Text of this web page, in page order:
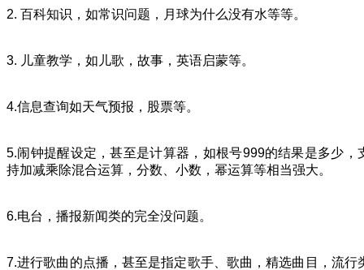
2. 百科知识，如常识问题，月球为什么没有水等等。
3. 儿童教学，如儿歌，故事，英语启蒙等。
4.信息查询如天气预报，股票等。
5.闹钟提醒设定，甚至是计算器，如根号999的结果是多少，
持加减乘除混合运算，分数、小数，幂运算等相当强大。
6.电台，播报新闻类的完全没问题。
7.进行歌曲的点播，甚至是指定歌手、歌曲，精选曲目，流行